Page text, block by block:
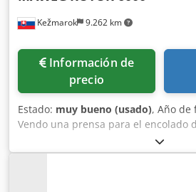
Kežmarok 9.262 km
Información de
precio
Estado: muy bueno (usado), Año de
Vendo una prensa para el encolado
modelo MAWEG ROTOR 6000.
6000 x 900 x 200 mm. 4 superficies
automática. 12 unidades de
superiores por superficie. 12